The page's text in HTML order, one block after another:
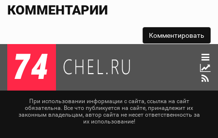
КОММЕНТАРИИ
При использовании информации с сайта, ссылка на сайт
обязательна. Все что публикуется на сайте, принадлежит их
законным владельцам, автор сайта не несет ответственность за
их использование!